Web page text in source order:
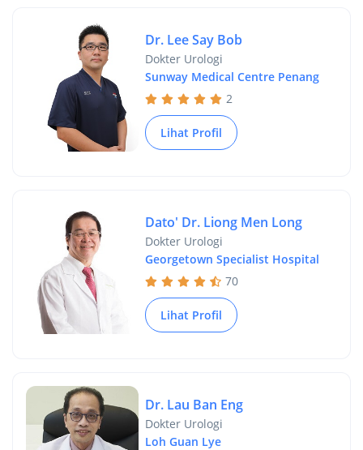
Dr. Lee Say Bob
Dokter Urologi
Sunway Medical Centre Penang
2
Lihat Profil
Dato' Dr. Liong Men Long
Dokter Urologi
Georgetown Specialist Hospital
70
Lihat Profil
Dr. Lau Ban Eng
Dokter Urologi
Loh Guan Lye